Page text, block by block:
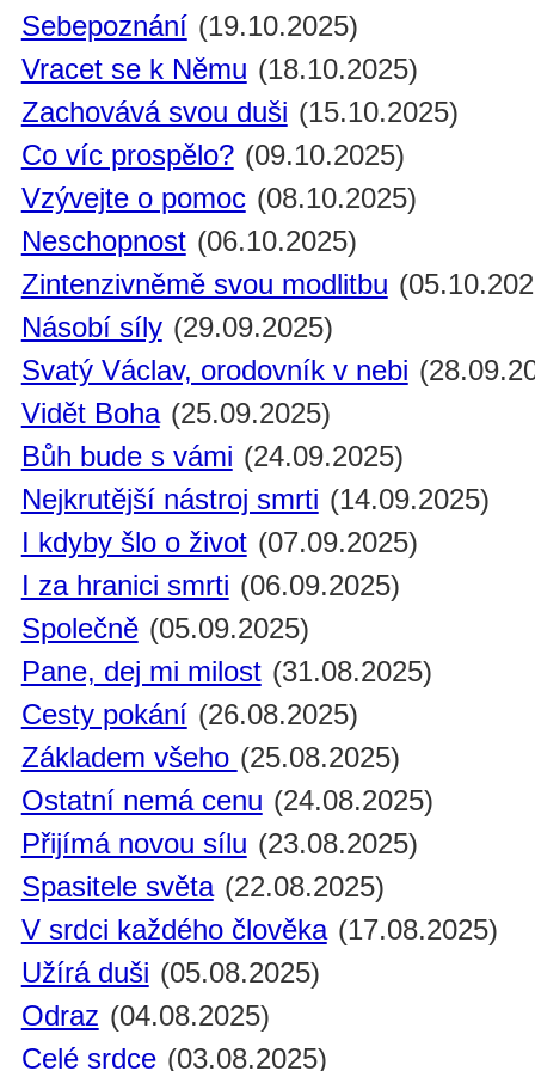
Sebepoznání (19.10.2025)
Vracet se k Němu (18.10.2025)
Zachovává svou duši (15.10.2025)
Co víc prospělo? (09.10.2025)
Vzývejte o pomoc (08.10.2025)
Neschopnost (06.10.2025)
Zintenzivněmě svou modlitbu
Násobí síly (29.09.2025)
Svatý Václav, orodovník v nebi
Vidět Boha (25.09.2025)
Bůh bude s vámi (24.09.2025)
Nejkrutější nástroj smrti (14.09.2025)
I kdyby šlo o život (07.09.2025)
I za hranici smrti (06.09.2025)
Společně (05.09.2025)
Pane, dej mi milost (31.08.2025)
Cesty pokání (26.08.2025)
Základem všeho (25.08.2025)
Ostatní nemá cenu (24.08.2025)
Přijímá novou sílu (23.08.2025)
Spasitele světa (22.08.2025)
V srdci každého člověka (17.08.2025)
Užírá duši (05.08.2025)
Odraz (04.08.2025)
Celé srdce (03.08.2025)